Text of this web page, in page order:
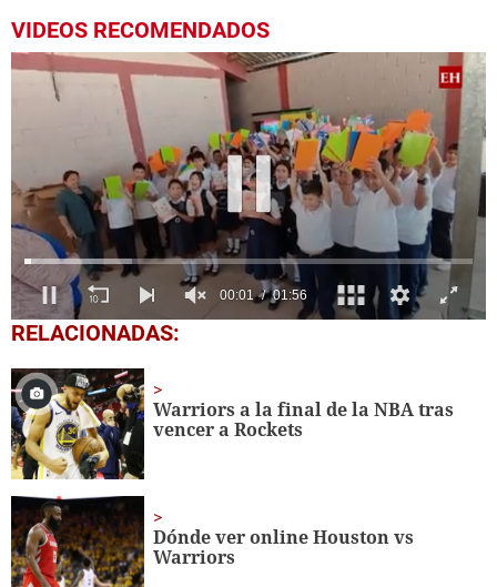
VIDEOS RECOMENDADOS
0
seconds
1
minute,
56
seconds
RELACIONADAS:
Warriors a la final de la NBA tras
vencer a Rockets
Dónde ver online Houston vs
Warriors